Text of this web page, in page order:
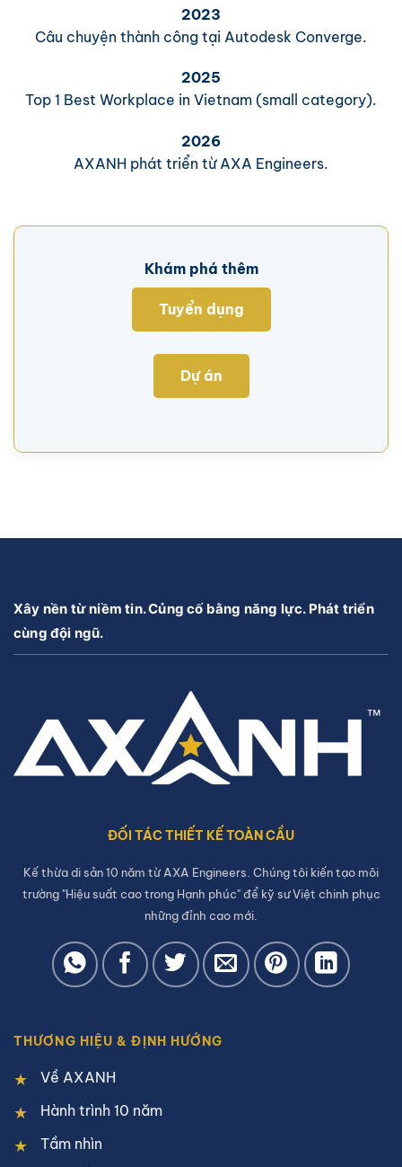
2023
Câu chuyện thành công tại Autodesk Converge.
2025
Top 1 Best Workplace in Vietnam (small category).
2026
AXANH phát triển từ AXA Engineers.
Khám phá thêm
Tuyển dụng
Dự án
Xây nền từ niềm tin. Củng cố bằng năng lực. Phát triển
cùng đội ngũ.
ĐỐI TÁC THIẾT KẾ TOÀN CẦU
Kế thừa di sản 10 năm từ AXA Engineers. Chúng tôi kiến tạo môi
trường "Hiệu suất cao trong Hạnh phúc" để kỹ sư Việt chinh phục
những đỉnh cao mới.
THƯƠNG HIỆU & ĐỊNH HƯỚNG
Về AXANH
Hành trình 10 năm
Tầm nhìn